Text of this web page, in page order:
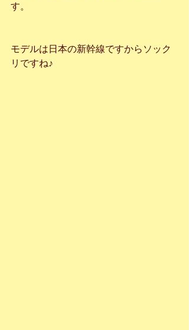
す。
モデルは日本の新幹線ですからソック
リですね♪